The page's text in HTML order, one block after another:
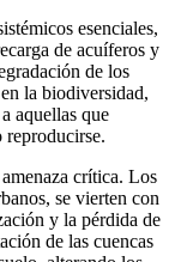
esenciales,
de acuíferos y
de los
la biodiversidad,
aquellas que
reproducirse.
crítica. Los
se vierten con
y la pérdida de
de las cuencas